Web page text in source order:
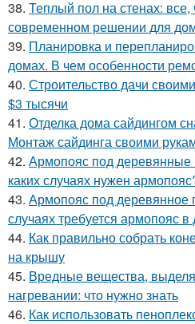
38. Теплый пол на стенах: все,
современном решении для
39. Планировка и
домах. В чем особенности
40. Строительство дачи
$3 тысячи
41. Отделка дома сайдингом
Монтаж сайдинга своими
42. Армопояс под деревянные
каких случаях нужен
43. Армопояс под деревянное
случаях требуется армопояс
44. Как правильно собрать
на крышу
45. Вредные вещества,
нагревании: что нужно знать
46. Как использовать